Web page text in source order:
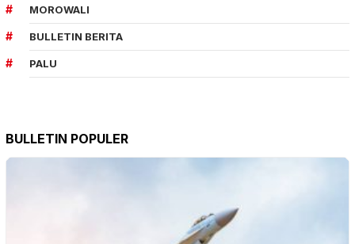
MOROWALI
BULLETIN BERITA
PALU
BULLETIN POPULER